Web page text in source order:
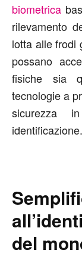
biometrica
rilevamento
lotta alle frodi
possano
fisiche sia
tecnologie a
sicurezza
identificazione.
del